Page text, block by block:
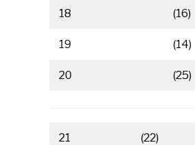
18 (16)
19 (14)
20 (25)
21 (22)